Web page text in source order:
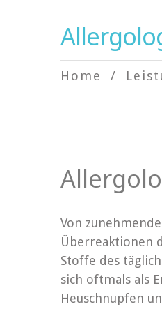
Home
Von
Überreaktionen
Stoffe des
sich oftmals als
Heuschnupfen